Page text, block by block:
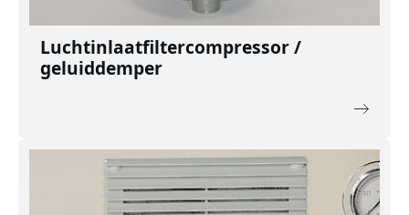
Luchtinlaatfiltercompressor /
geluiddemper